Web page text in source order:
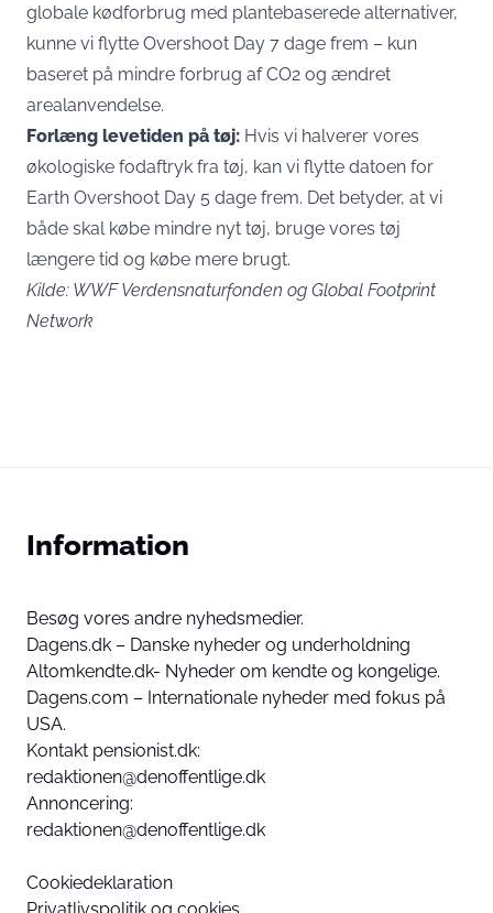
globale kødforbrug med plantebaserede alternativer,
kunne vi flytte Overshoot Day 7 dage frem – kun
baseret på mindre forbrug af CO2 og ændret
arealanvendelse.
Forlæng levetiden på tøj: Hvis vi halverer vores
økologiske fodaftryk fra tøj, kan vi flytte datoen for
Earth Overshoot Day 5 dage frem. Det betyder, at vi
både skal købe mindre nyt tøj, bruge vores tøj
længere tid og købe mere brugt.
Kilde: WWF Verdensnaturfonden og Global Footprint
Network
Information
Besøg vores andre nyhedsmedier.
Dagens.dk – Danske nyheder og underholdning
Altomkendte.dk- Nyheder om kendte og kongelige.
Dagens.com – Internationale nyheder med fokus på
USA.
Kontakt pensionist.dk:
redaktionen@denoffentlige.dk
Annoncering:
redaktionen@denoffentlige.dk
Cookiedeklaration